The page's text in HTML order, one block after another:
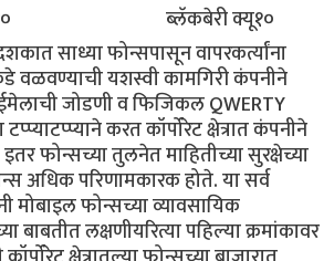
झेड१० ब्लॅकबेरी क्यू१०
साध्या फोन्सपासून वापरकर्त्यांना
वळवण्याची यशस्वी कामगिरी कंपनीने
जोडणी व फिजिकल QWERTY
करत कॉर्पोरेट क्षेत्रात कंपनीने
फोन्सच्या तुलनेत माहितीच्या सुरक्षेच्या
अधिक परिणामकारक होते. या सर्व
मोबाइल फोन्सच्या व्यावसायिक
बाबतीत लक्षणीयरित्या पहिल्या क्रमांकावर